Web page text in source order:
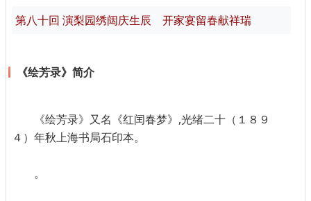
第八十回 演梨园绣闼庆生辰 开家宴留春献祥瑞
《绘芳录》简介
《绘芳录》又名《红闰春梦》,光绪二十（１８９
４）年秋上海书局石印本。
。